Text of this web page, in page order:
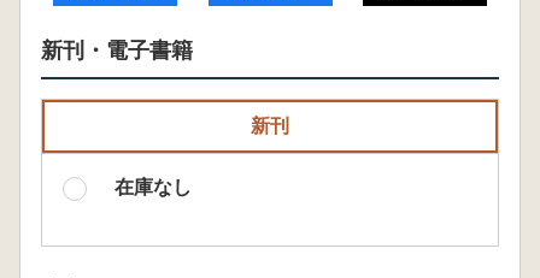
新刊・電子書籍
新刊
在庫なし